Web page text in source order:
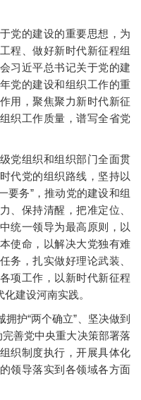
的建设的重要思想，为
程、做好新时代新征程组
习近平总书记关于党的建
党的建设和组织工作的重
用，聚焦聚力新时代新征
织工作质量，谱写全省党
组织和组织部门全面贯
代党的组织路线，坚持以
要务”，推动党的建设和组
、保持清醒，把准定位、
统一领导为最高原则，以
使命，以解决大党独有难
务，扎实做好理论武装、
项工作，以新时代新征程
建设河南实践。
护“两个确立”、坚决做到
善党中央重大决策部署落
织制度执行，开展具体化
领导落实到各领域各方面